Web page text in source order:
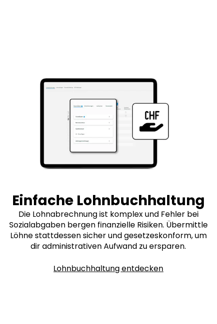
Einfache Lohnbuchhaltung
Die Lohnabrechnung ist komplex und Fehler bei
Sozialabgaben bergen finanzielle Risiken. Übermittle
Löhne stattdessen sicher und gesetzeskonform, um
dir administrativen Aufwand zu ersparen.
Lohnbuchhaltung entdecken